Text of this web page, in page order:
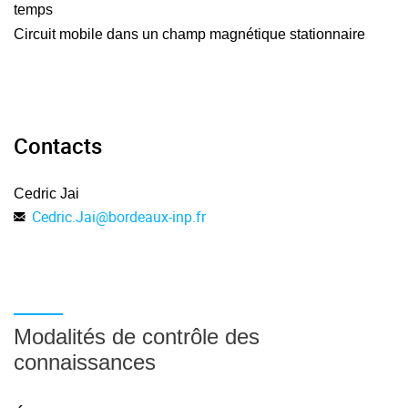
Réécrire les équations de Maxwell dans l'ARQS
variation du flux magnétique.
temps
Circuit mobile dans un champ magnétique stationnaire
Contacts
Cedric Jai
Cedric.Jai@bordeaux-inp.fr
Modalités de contrôle des
connaissances